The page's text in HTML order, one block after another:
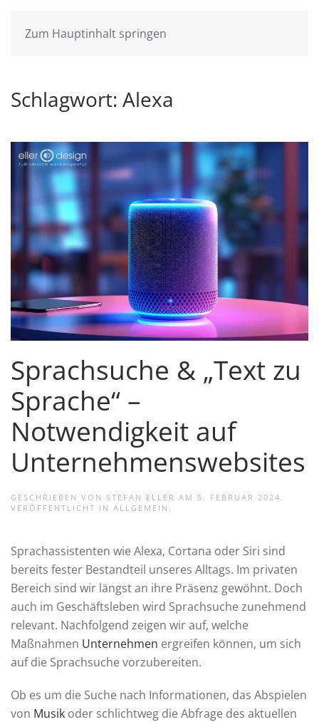
Zum Hauptinhalt springen
Schlagwort: Alexa
Sprachsuche & „Text zu
Sprache“ –
Notwendigkeit auf
Unternehmenswebsites
GESCHRIEBEN VON STEFAN ELLER AM 5. FEBRUAR 2024
VERÖFFENTLICHT IN ALLGEMEIN
Sprachassistenten wie Alexa, Cortana oder Siri sind
bereits fester Bestandteil unseres Alltags. Im privaten
Bereich sind wir längst an ihre Präsenz gewöhnt. Doch
auch im Geschäftsleben wird Sprachsuche zunehmend
relevant. Nachfolgend zeigen wir auf, welche
Maßnahmen Unternehmen ergreifen können, um sich
auf die Sprachsuche vorzubereiten.
Ob es um die Suche nach Informationen, das Abspielen
von Musik oder schlichtweg die Abfrage des aktuellen